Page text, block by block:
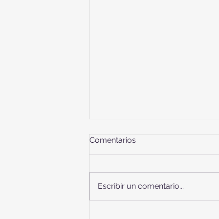
Comentarios
Escribir un comentario...